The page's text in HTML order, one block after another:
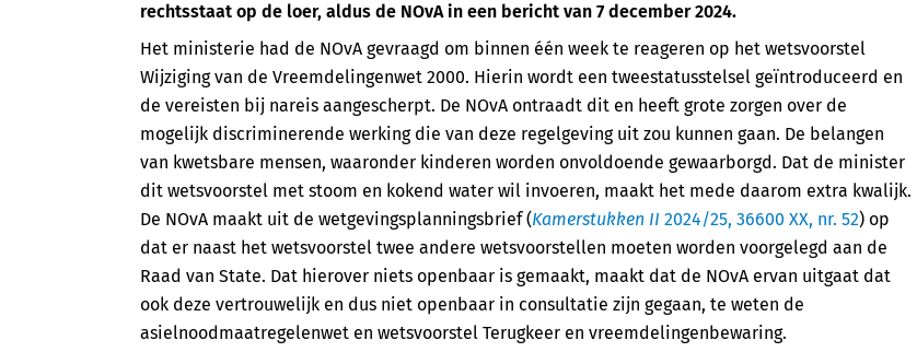
rechtsstaat op de loer, aldus de NOvA in een bericht van 7 december 2024.
Het ministerie had de NOvA gevraagd om binnen één week te reageren op het wetsvoorstel
Wijziging van de Vreemdelingenwet 2000. Hierin wordt een tweestatusstelsel geïntroduceerd en
de vereisten bij nareis aangescherpt. De NOvA ontraadt dit en heeft grote zorgen over de
mogelijk discriminerende werking die van deze regelgeving uit zou kunnen gaan. De belangen
van kwetsbare mensen, waaronder kinderen worden onvoldoende gewaarborgd. Dat de minister
dit wetsvoorstel met stoom en kokend water wil invoeren, maakt het mede daarom extra kwalijk.
De NOvA maakt uit de wetgevingsplanningsbrief (Kamerstukken II 2024/25, 36600 XX, nr. 52) op
dat er naast het wetsvoorstel twee andere wetsvoorstellen moeten worden voorgelegd aan de
Raad van State. Dat hierover niets openbaar is gemaakt, maakt dat de NOvA ervan uitgaat dat
ook deze vertrouwelijk en dus niet openbaar in consultatie zijn gegaan, te weten de
asielnoodmaatregelenwet en wetsvoorstel Terugkeer en vreemdelingenbewaring.